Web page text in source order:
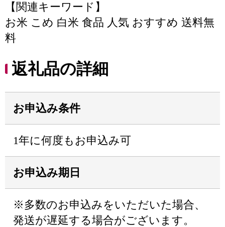
【関連キーワード】
お米 こめ 白米 食品 人気 おすすめ 送料無
料
返礼品の詳細
お申込み条件
1年に何度もお申込み可
お申込み期日
※多数のお申込みをいただいた場合、
発送が遅延する場合がございます。